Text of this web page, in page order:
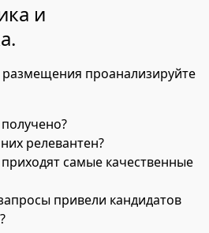
и
размещения проанализируйте
релевантен?
самые качественные
привели кандидатов